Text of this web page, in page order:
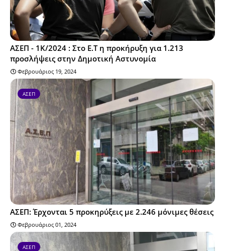
ΑΣΕΠ - 1Κ/2024 : Στο Ε.Τ η προκήρυξη για 1.213
προσλήψεις στην Δημοτική Αστυνομία
Φεβρουάριος 19, 2024
ΑΣΕΠ
ΑΣΕΠ: Έρχονται 5 προκηρύξεις με 2.246 μόνιμες θέσεις
Φεβρουάριος 01, 2024
ΑΣΕΠ